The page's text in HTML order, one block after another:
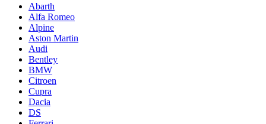
Abarth
Alfa Romeo
Alpine
Aston Martin
Audi
Bentley
BMW
Citroen
Cupra
Dacia
DS